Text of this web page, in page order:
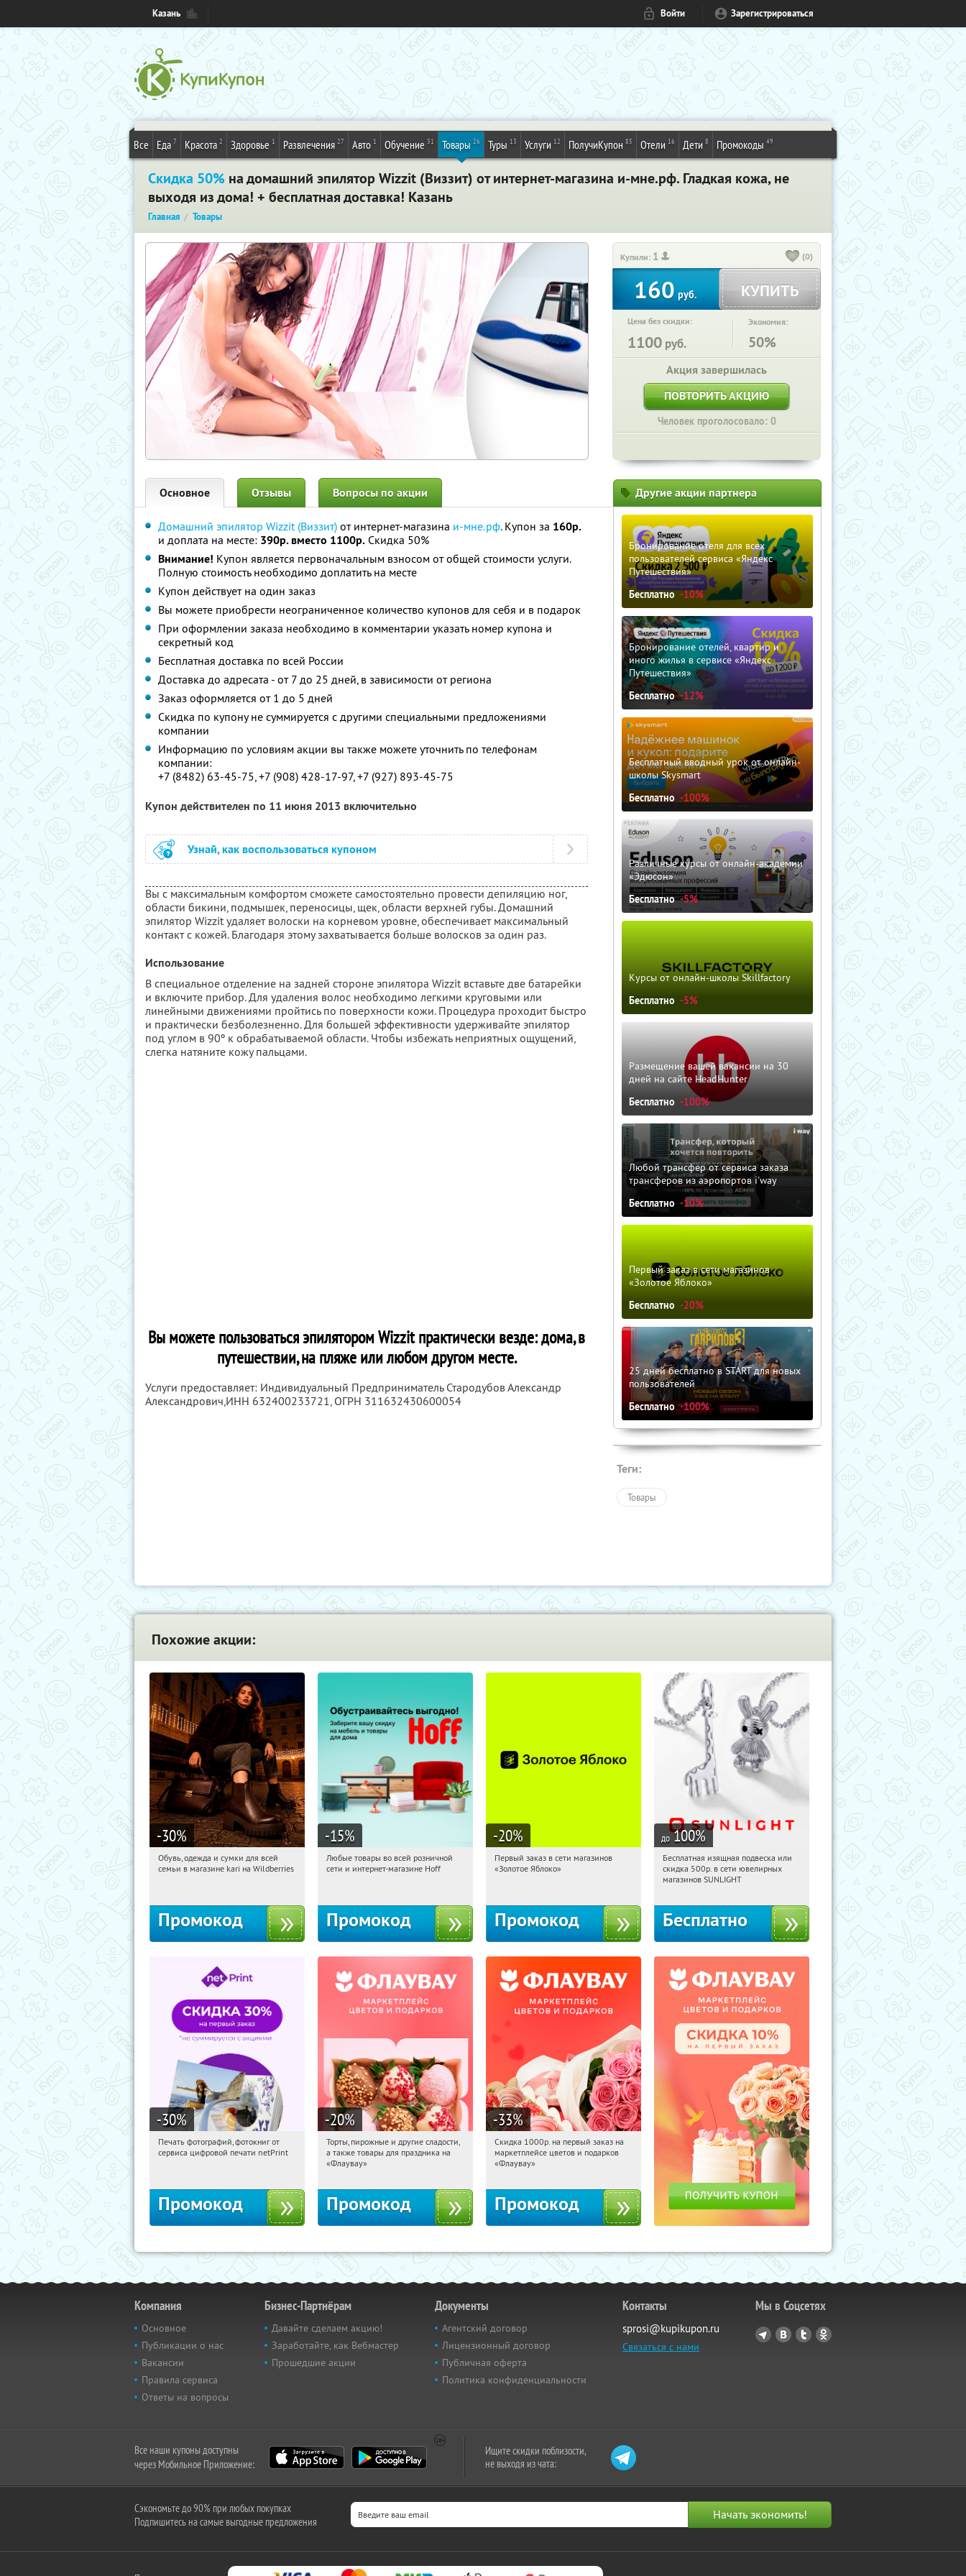
Казань Войти Зарегистрироваться
Все Еда 7 Красота 2 Здоровье 1 Развлечения 27 Авто 1 Обучение 31 Товары 26 Туры 13 Услуги 12 ПолучиКупон 85 Отели 16 Дети 8 Промокоды 49
Скидка 50% на домашний эпилятор Wizzit (Виззит) от интернет-магазина и-мне.рф. Гладкая кожа, не
выходя из дома! + бесплатная доставка! Казань
Главная Товары
Купили: 1 (0)
160 руб. КУПИТЬ
Цена без скидки:
1100 руб.
Экономия:
50%
Акция завершилась
ПОВТОРИТЬ АКЦИЮ
Человек проголосовало: 0
Основное Отзывы Вопросы по акции
Домашний эпилятор Wizzit (Виззит) от интернет-магазина и-мне.рф. Купон за 160р.
и доплата на месте: 390р. вместо 1100р. Скидка 50%
Внимание! Купон является первоначальным взносом от общей стоимости услуги.
Полную стоимость необходимо доплатить на месте
Купон действует на один заказ
Вы можете приобрести неограниченное количество купонов для себя и в подарок
При оформлении заказа необходимо в комментарии указать номер купона и
секретный код
Бесплатная доставка по всей России
Доставка до адресата - от 7 до 25 дней, в зависимости от региона
Заказ оформляется от 1 до 5 дней
Скидка по купону не суммируется с другими специальными предложениями
компании
Информацию по условиям акции вы также можете уточнить по телефонам
компании:
+7 (8482) 63-45-75, +7 (908) 428-17-97, +7 (927) 893-45-75
Купон действителен по 11 июня 2013 включительно
Узнай, как воспользоваться купоном
Вы с максимальным комфортом сможете самостоятельно провести депиляцию ног,
области бикини, подмышек, переносицы, щек, области верхней губы. Домашний
эпилятор Wizzit удаляет волоски на корневом уровне, обеспечивает максимальный
контакт с кожей. Благодаря этому захватывается больше волосков за один раз.
Использование
В специальное отделение на задней стороне эпилятора Wizzit вставьте две батарейки
и включите прибор. Для удаления волос необходимо легкими круговыми или
линейными движениями пройтись по поверхности кожи. Процедура проходит быстро
и практически безболезненно. Для большей эффективности удерживайте эпилятор
под углом в 90º к обрабатываемой области. Чтобы избежать неприятных ощущений,
слегка натяните кожу пальцами.
Вы можете пользоваться эпилятором Wizzit практически везде: дома, в
путешествии, на пляже или любом другом месте.
Услуги предоставляет: Индивидуальный Предприниматель Стародубов Александр
Александрович,ИНН 632400233721, ОГРН 311632430600054
Другие акции партнера
Бронирование отеля для всех
пользователей сервиса «Яндекс
Путешествия»
Бесплатно -10%
Бронирование отелей, квартир и
иного жилья в сервисе «Яндекс
Путешествия»
Бесплатно -12%
Бесплатный вводный урок от онлайн-
школы Skysmart
Бесплатно -100%
Различные курсы от онлайн-академии
«Эдюсон»
Бесплатно -5%
Курсы от онлайн-школы Skillfactory
Бесплатно -5%
Размещение вашей вакансии на 30
дней на сайте HeadHunter
Бесплатно -100%
Любой трансфер от сервиса заказа
трансферов из аэропортов i'way
Бесплатно -10%
Первый заказ в сети магазинов
«Золотое Яблоко»
Бесплатно -20%
25 дней бесплатно в START для новых
пользователей
Бесплатно -100%
Теги:
Товары
Похожие акции:
-30%
10:13:50 Получили:
Обувь, одежда и сумки для всей
семьи в магазине kari на Wildberries
Промокод
-15%
10:13:50 Получили:
Любые товары во всей розничной
сети и интернет-магазине Hoff
Промокод
-20%
10:13:50
Получи первым!
Первый заказ в сети магазинов
«Золотое Яблоко»
Промокод
до 100%
10:13:50 Получили:
Россия
Бесплатная изящная подвеска или
скидка 500р. в сети ювелирных
магазинов SUNLIGHT
Бесплатно
-30%
10:13:50 Получили:
Печать фотографий, фотокниг от
сервиса цифровой печати netPrint
Промокод
-20%
10:13:50 Получили:
Россия
Торты, пирожные и другие сладости,
а также товары для праздника на
«Флаувау»
Промокод
-33%
10:13:50 Получили:
Россия
Скидка 1000р. на первый заказ на
маркетплейсе цветов и подарков
«Флаувау»
Промокод
Компания
Основное
Публикации о нас
Вакансии
Правила сервиса
Ответы на вопросы
Бизнес-Партнёрам
Давайте сделаем акцию!
Заработайте, как Вебмастер
Прошедшие акции
Документы
Агентский договор
Лицензионный договор
Публичная оферта
Политика конфиденциальности
Контакты
sprosi@kupikupon.ru
Связаться с нами
Мы в Соцсетях
Все наши купоны доступны
через Мобильное Приложение:
Ищите скидки поблизости,
не выходя из чата:
Сэкономьте до 90% при любых покупках
Подпишитесь на самые выгодные предложения